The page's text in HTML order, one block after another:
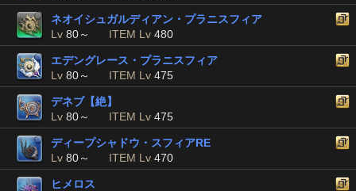
ネオイシュガルディアン・プラニスフィア
Lv 80～ ITEM Lv 480
エデングレース・プラニスフィア
Lv 80～ ITEM Lv 475
デネブ【絶】
Lv 80～ ITEM Lv 475
ディープシャドウ・スフィアRE
Lv 80～ ITEM Lv 470
ヒメロス